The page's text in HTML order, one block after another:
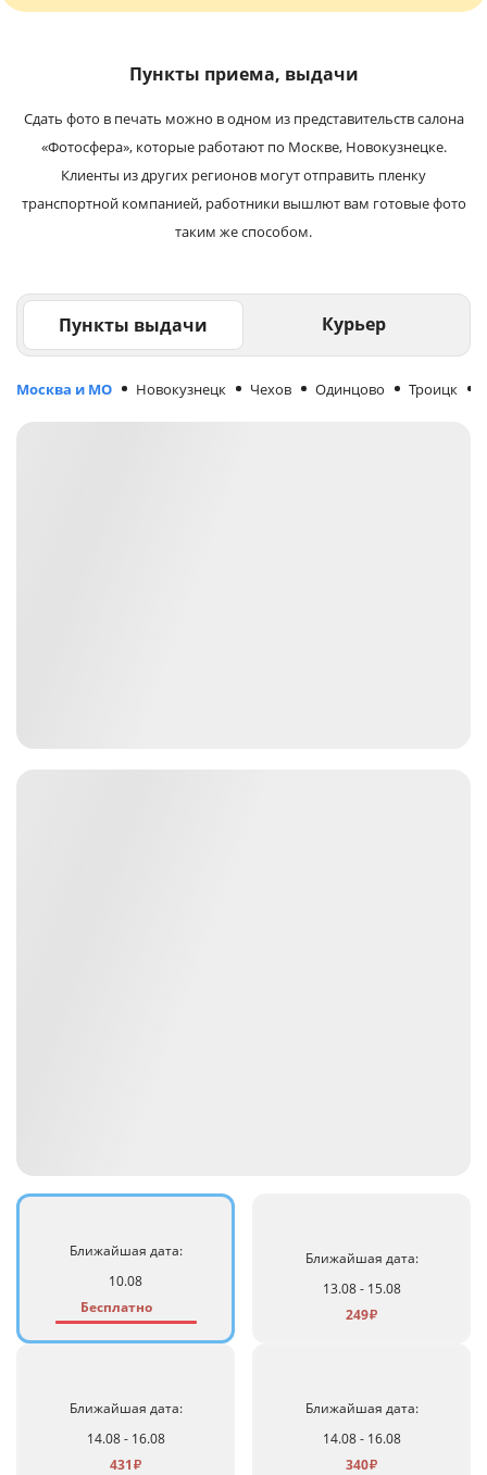
Пункты приема, выдачи
Сдать фото в печать можно в одном из представительств салона
«Фотосфера», которые работают по Москве, Новокузнецке.
Клиенты из других регионов могут отправить пленку
транспортной компанией, работники вышлют вам готовые фото
таким же способом.
Пункты выдачи Курьер
Москва и МО Новокузнецк Чехов Одинцово Троицк
Ближайшая дата:
10.08
Бесплатно
Ближайшая дата:
13.08 - 15.08
249₽
Ближайшая дата:
14.08 - 16.08
431 ₽
Ближайшая дата:
14.08 - 16.08
340₽